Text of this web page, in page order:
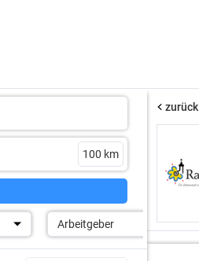
Arbeitgeber
zurück